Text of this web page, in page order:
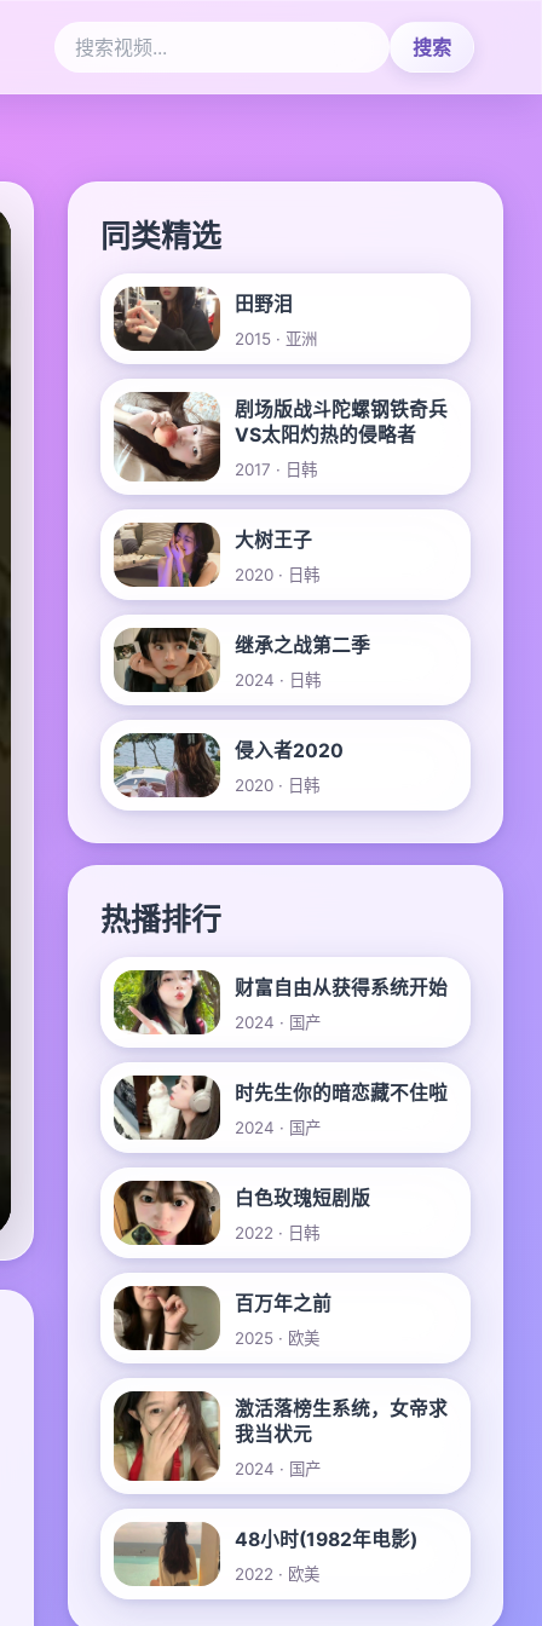
搜索
同类精选
田野泪
2015 · 亚洲
剧场版战斗陀螺钢铁奇兵
VS太阳灼热的侵略者
2017 · 日韩
大树王子
2020 · 日韩
继承之战第二季
2024 · 日韩
侵入者2020
2020 · 日韩
热播排行
财富自由从获得系统开始
2024 · 国产
时先生你的暗恋藏不住啦
2024 · 国产
白色玫瑰短剧版
2022 · 日韩
百万年之前
2025 · 欧美
激活落榜生系统，女帝求
我当状元
2024 · 国产
48小时(1982年电影)
2022 · 欧美